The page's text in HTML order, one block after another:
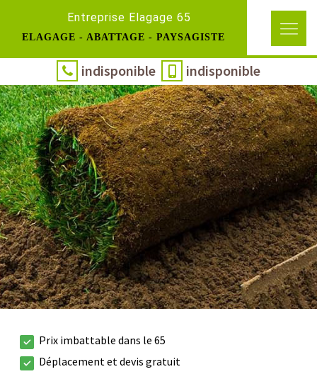
Entreprise Elagage 65
ELAGAGE - ABATTAGE - PAYSAGISTE
indisponible indisponible
Prix imbattable dans le 65
Déplacement et devis gratuit